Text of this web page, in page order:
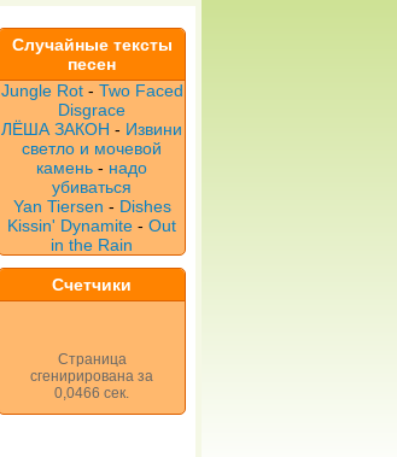
Случайные тексты
песен
Jungle Rot- Two Faced
Disgrace
ЛЁША ЗАКОН - Извини
светло и мочевой
камень - надо
убиваться
Yan Tiersen - Dishes
Kissin' Dynamite - Out
in the Rain
Счетчики
Страница
сгенирирована за
0,0466 сек.